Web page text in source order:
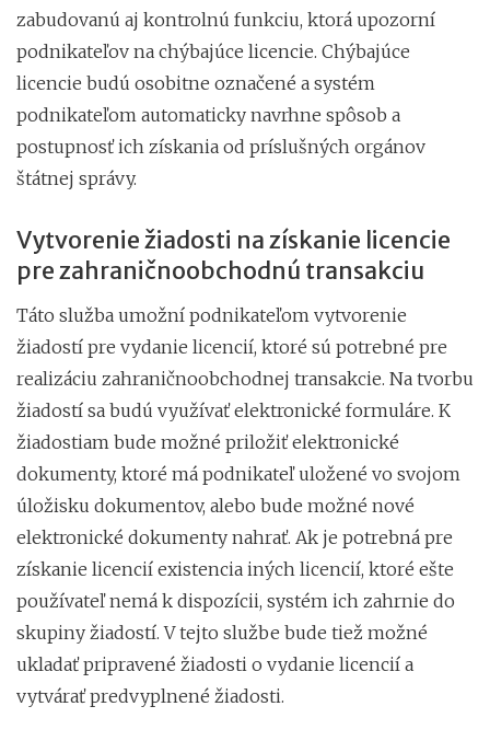
zabudovanú aj kontrolnú funkciu, ktorá upozorní
podnikateľov na chýbajúce licencie. Chýbajúce
licencie budú osobitne označené a systém
podnikateľom automaticky navrhne spôsob a
postupnosť ich získania od príslušných orgánov
štátnej správy.
Vytvorenie žiadosti na získanie licencie
pre zahraničnoobchodnú transakciu
Táto služba umožní podnikateľom vytvorenie
žiadostí pre vydanie licencií, ktoré sú potrebné pre
realizáciu zahraničnoobchodnej transakcie. Na tvorbu
žiadostí sa budú využívať elektronické formuláre. K
žiadostiam bude možné priložiť elektronické
dokumenty, ktoré má podnikateľ uložené vo svojom
úložisku dokumentov, alebo bude možné nové
elektronické dokumenty nahrať. Ak je potrebná pre
získanie licencií existencia iných licencií, ktoré ešte
používateľ nemá k dispozícii, systém ich zahrnie do
skupiny žiadostí. V tejto službe bude tiež možné
ukladať pripravené žiadosti o vydanie licencií a
vytvárať predvyplnené žiadosti.